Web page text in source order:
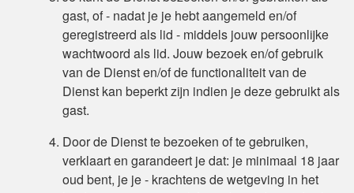
gast, of - nadat je je hebt aangemeld en/of
geregistreerd als lid - middels jouw persoonlijke
wachtwoord als lid. Jouw bezoek en/of gebruik
van de Dienst en/of de functionaliteit van de
Dienst kan beperkt zijn indien je deze gebruikt als
gast.
Door de Dienst te bezoeken of te gebruiken,
verklaart en garandeert je dat: je minimaal 18 jaar
oud bent, je je - krachtens de wetgeving in het